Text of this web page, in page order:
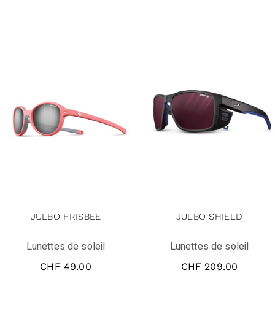
JULBO FRISBEE
Lunettes de soleil
CHF 49.00
JULBO SHIELD
Lunettes de soleil
CHF 209.00